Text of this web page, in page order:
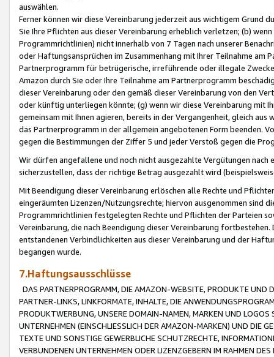
auswählen.
Ferner können wir diese Vereinbarung jederzeit aus wichtigem Grund
Sie Ihre Pflichten aus dieser Vereinbarung erheblich verletzen; (b)
Programmrichtlinien) nicht innerhalb von 7 Tagen nach unserer
oder Haftungsansprüchen im Zusammenhang mit Ihrer Teilnahme am
Partnerprogramm für betrügerische, irreführende oder illegale
Amazon durch Sie oder Ihre Teilnahme am Partnerprogramm
dieser Vereinbarung oder den gemäß dieser Vereinbarung von den
oder künftig unterliegen könnte; (g) wenn wir diese Vereinbarung mit
gemeinsam mit Ihnen agieren, bereits in der Vergangenheit, gleich
das Partnerprogramm in der allgemein angebotenen Form beenden.
gegen die Bestimmungen der Ziffer 5 und jeder Verstoß gegen die
Wir dürfen angefallene und noch nicht ausgezahlte Vergütungen
sicherzustellen, dass der richtige Betrag ausgezahlt wird
Mit Beendigung dieser Vereinbarung erlöschen alle Rechte und
eingeräumten Lizenzen/Nutzungsrechte; hiervon ausgenommen sind
Programmrichtlinien festgelegten Rechte und Pflichten der Parteien
Vereinbarung, die nach Beendigung dieser Vereinbarung
entstandenen Verbindlichkeiten aus dieser Vereinbarung und der
begangen wurde.
7.Haftungsausschlüsse
DAS PARTNERPROGRAMM, DIE AMAZON-WEBSITE, PRODUKTE UND
PARTNER-LINKS, LINKFORMATE, INHALTE, DIE
PRODUKTWERBUNG, UNSERE DOMAIN-NAMEN, MARKEN UND
UNTERNEHMEN (EINSCHLIESSLICH DER AMAZON-MARKEN) UND DIE
TEXTE UND SONSTIGE GEWERBLICHE SCHUTZRECHTE,
VERBUNDENEN UNTERNEHMEN ODER LIZENZGEBERN IM RAHMEN